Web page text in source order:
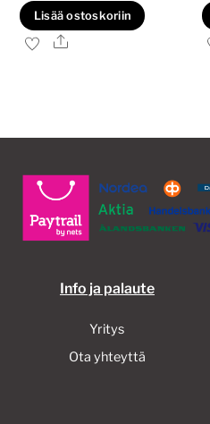
Lisää ostoskoriin
Ale
Info ja palaute
Yritys
Ota yhteyttä